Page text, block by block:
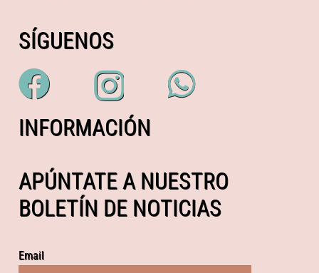
SÍGUENOS
INFORMACIÓN
APÚNTATE A NUESTRO
BOLETÍN DE NOTICIAS
Email